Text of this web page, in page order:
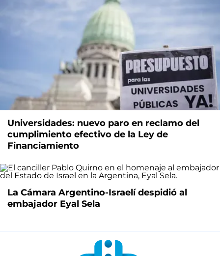
Universidades: nuevo paro en reclamo del
cumplimiento efectivo de la Ley de
Financiamiento
La Cámara Argentino-Israelí despidió al
embajador Eyal Sela